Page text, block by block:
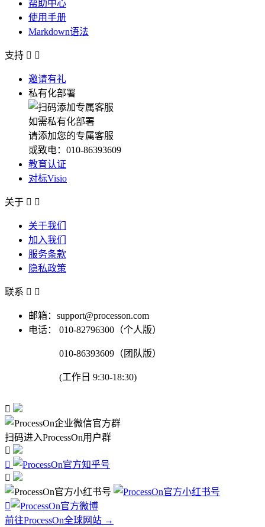
帮助中心
使用手册
Markdown语法
支持  
邀请有礼
私有化部署
如需私有化部署
请添加您的专属客服
或致电：010-86393609
教育认证
对标Visio
关于  
关于我们
加入我们
服务条款
隐私政策
联系  
邮箱：support@processon.com
电话：
010-82796300（个人版）
010-86393609（团队版）
(工作日 9:30-18:30)

扫码进入ProcessOn用户群




前往ProcessOn全球网站 →